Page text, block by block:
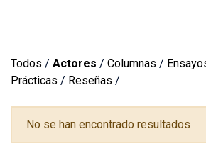
Todos / Actores / Columnas /
Prácticas / Reseñas /
No se han encontrado resultados